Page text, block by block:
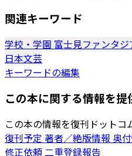
関連キーワード
学校・学園 富士見ファンタ
日本文芸
キーワードの編集
この本に関する情報を提
この本の情報を復刊ドットコ
復刊予定 著者／絶版情報 奥
修正依頼二重登録報告